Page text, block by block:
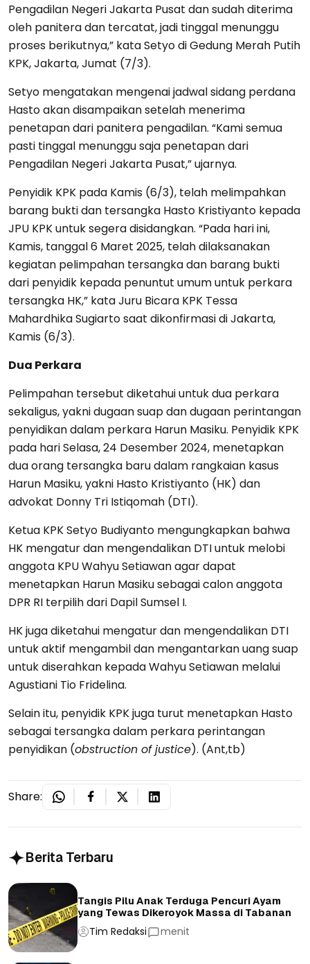
Pengadilan Negeri Jakarta Pusat dan sudah diterima
oleh panitera dan tercatat, jadi tinggal menunggu
proses berikutnya,” kata Setyo di Gedung Merah Putih
KPK, Jakarta, Jumat (7/3).
Setyo mengatakan mengenai jadwal sidang perdana
Hasto akan disampaikan setelah menerima
penetapan dari panitera pengadilan. “Kami semua
pasti tinggal menunggu saja penetapan dari
Pengadilan Negeri Jakarta Pusat,” ujarnya.
Penyidik KPK pada Kamis (6/3), telah melimpahkan
barang bukti dan tersangka Hasto Kristiyanto kepada
JPU KPK untuk segera disidangkan. “Pada hari ini,
Kamis, tanggal 6 Maret 2025, telah dilaksanakan
kegiatan pelimpahan tersangka dan barang bukti
dari penyidik kepada penuntut umum untuk perkara
tersangka HK,” kata Juru Bicara KPK Tessa
Mahardhika Sugiarto saat dikonfirmasi di Jakarta,
Kamis (6/3).
Dua Perkara
Pelimpahan tersebut diketahui untuk dua perkara
sekaligus, yakni dugaan suap dan dugaan perintangan
penyidikan dalam perkara Harun Masiku. Penyidik KPK
pada hari Selasa, 24 Desember 2024, menetapkan
dua orang tersangka baru dalam rangkaian kasus
Harun Masiku, yakni Hasto Kristiyanto (HK) dan
advokat Donny Tri Istiqomah (DTI).
Ketua KPK Setyo Budiyanto mengungkapkan bahwa
HK mengatur dan mengendalikan DTI untuk melobi
anggota KPU Wahyu Setiawan agar dapat
menetapkan Harun Masiku sebagai calon anggota
DPR RI terpilih dari Dapil Sumsel I.
HK juga diketahui mengatur dan mengendalikan DTI
untuk aktif mengambil dan mengantarkan uang suap
untuk diserahkan kepada Wahyu Setiawan melalui
Agustiani Tio Fridelina.
Selain itu, penyidik KPK juga turut menetapkan Hasto
sebagai tersangka dalam perkara perintangan
penyidikan (obstruction of justice). (Ant,tb)
Share:
Berita Terbaru
Tangis Pilu Anak Terduga Pencuri Ayam
yang Tewas Dikeroyok Massa di Tabanan
Tim Redaksi menit